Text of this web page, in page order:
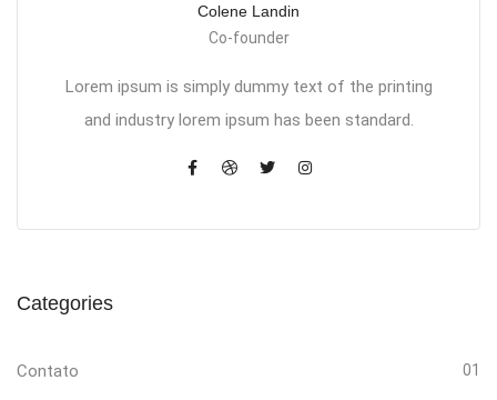
Colene Landin
Co-founder
Lorem ipsum is simply dummy text of the printing
and industry lorem ipsum has been standard.
Categories
Contato 01